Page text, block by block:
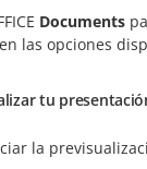
Documents
las opciones
tu
la